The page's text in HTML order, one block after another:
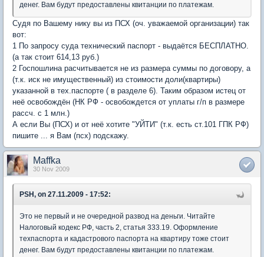
денег. Вам будут предоставлены квитанции по платежам.
Судя по Вашему нику вы из ПСХ (оч. уважаемой организации) так
вот:
1 По запросу суда технический паспорт - выдаётся БЕСПЛАТНО.
(а так стоит 614,13 руб.)
2 Госпошлина расчитывается не из размера суммы по договору, а
(т.к. иск не имущественный) из стоимости доли(квартиры)
указанной в тех.паспорте ( в разделе 6). Таким образом истец от
неё освобождён (НК РФ - освобождется от уплаты г/п в размере
рассч. с 1 млн.)
А если Вы (ПСХ) и от неё хотите "УЙТИ" (т.к. есть ст.101 ГПК РФ)
пишите ... я Вам (псх) подскажу.
Maffka
30 Nov 2009
PSH, on 27.11.2009 - 17:52:
Это не первый и не очередной развод на деньги. Читайте
Налоговый кодекс РФ, часть 2, статья 333.19. Оформление
техпаспорта и кадастрового паспорта на квартиру тоже стоит
денег. Вам будут предоставлены квитанции по платежам.